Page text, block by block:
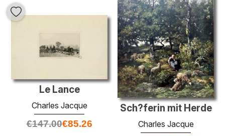
Sch?ferin mit Herde
Charles Jacque
Le Lance
Charles Jacque
€147.00€85.26